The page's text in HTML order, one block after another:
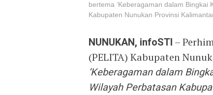
bertema ‘Keberagaman dalam Bingkai
Kabupaten Nunukan Provinsi
NUNUKAN, infoSTI –
(PELITA) Kabupaten
‘Keberagaman dalam
Wilayah Perbatasan